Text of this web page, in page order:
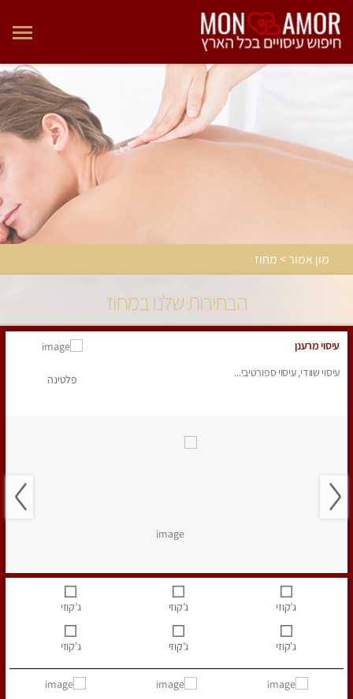
מון אמור > מחוז
הבחירות שלנו במחוז
עיסוי מרענן
עיסוי שוודי, עיסוי ספורטיבי...
פלטינה
ג’קוזי ג’קוזי ג’קוזי
ג’קוזי ג’קוזי ג’קוזי